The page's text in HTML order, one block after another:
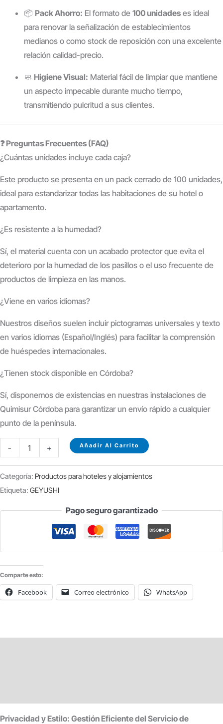
📦 Pack Ahorro: El formato de 100 unidades es ideal
para renovar la señalización de establecimientos
medianos o como stock de reposición con una excelente
relación calidad-precio.
🧼 Higiene Visual: Material fácil de limpiar que mantiene
un aspecto impecable durante mucho tiempo,
transmitiendo pulcritud a sus clientes.
❓ Preguntas Frecuentes (FAQ)
¿Cuántas unidades incluye cada caja?
Este producto se presenta en un pack cerrado de 100 unidades,
ideal para estandarizar todas las habitaciones de su hotel o
apartamento.
¿Es resistente a la humedad?
Sí, el material cuenta con un acabado protector que evita el
deterioro por la humedad de los pasillos o el uso frecuente de
productos de limpieza en las manos.
¿Viene en varios idiomas?
Nuestros diseños suelen incluir pictogramas universales y texto
en varios idiomas (Español/Inglés) para facilitar la comprensión
de huéspedes internacionales.
¿Tienen stock disponible en Córdoba?
Sí, disponemos de existencias en nuestras instalaciones de
Quimisur Córdoba para garantizar un envío rápido a cualquier
punto de la península.
-
CARTEL
NO
MOLESTAR
BICOLOR
CARTÓN
PLASTIFICADO
+ Añadir Al Carrito
Categoría: Productos para hoteles y alojamientos
Etiqueta: GEYUSHI
Pago seguro garantizado
Comparte esto:
Facebook Correo electrónico WhatsApp
Privacidad y Estilo: Gestión Eficiente del Servicio de